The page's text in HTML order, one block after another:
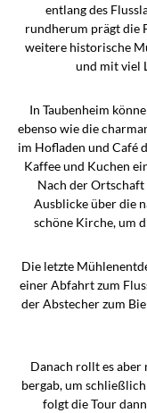
entlang des
rundherum prägt die
weitere historische
und mit viel
In Taubenheim
ebenso wie die
im Hofladen und Café
Kaffee und Kuchen
Nach der
Ausblicke über die
schöne Kirche, um
Die letzte
einer Abfahrt zum
der Abstecher zum
Danach rollt es
bergab, um
folgt die Tour